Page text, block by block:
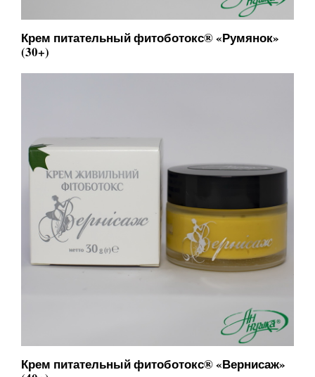
Крем питательный фитоботокс® «Румянок»
(30+)
Крем питательный фитоботокс® «Вернисаж»